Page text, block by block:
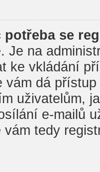
potřeba se
Je na
ke vkládání
vám dá
uživatelům,
e-mailů
vám tedy